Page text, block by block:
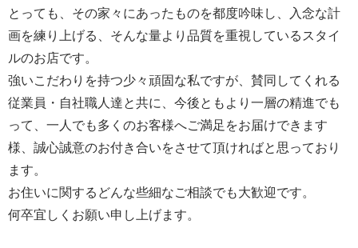
とっても、その家々にあったものを都度吟味し、入念な計
画を練り上げる、そんな量より品質を重視しているスタイ
ルのお店です。
強いこだわりを持つ少々頑固な私ですが、賛同してくれる
従業員・自社職人達と共に、今後ともより一層の精進でも
って、一人でも多くのお客様へご満足をお届けできます
様、誠心誠意のお付き合いをさせて頂ければと思っており
ます。
お住いに関するどんな些細なご相談でも大歓迎です。
何卒宜しくお願い申し上げます。